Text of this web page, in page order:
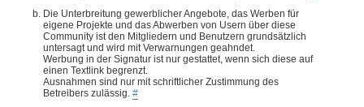
Die Unterbreitung gewerblicher Angebote, das Werben für
eigene Projekte und das Abwerben von Usern über diese
Community ist den Mitgliedern und Benutzern grundsätzlich
untersagt und wird mit Verwarnungen geahndet.
Werbung in der Signatur ist nur gestattet, wenn sich diese auf
einen Textlink begrenzt.
Ausnahmen sind nur mit schriftlicher Zustimmung des
Betreibers zulässig. #